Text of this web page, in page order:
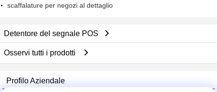
scaffalature per negozi al dettaglio
Detentore del segnale POS
Osservi tutti i prodotti
Profilo Aziendale